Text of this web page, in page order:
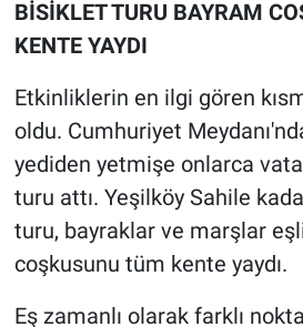
BİSİKLET TURU BAYRAM
KENTE YAYDI
Etkinliklerin en ilgi gören
oldu. Cumhuriyet
yediden yetmişe onlarca
turu attı. Yeşilköy Sahile
turu, bayraklar ve marşlar
coşkusunu tüm kente yaydı.
Eş zamanlı olarak farklı